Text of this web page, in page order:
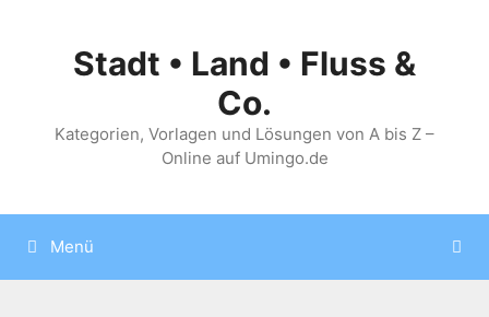
springenStadt • Land • Fluss &
Co.
Kategorien, Vorlagen und Lösungen von A bis Z –
Online auf Umingo.de
Menü